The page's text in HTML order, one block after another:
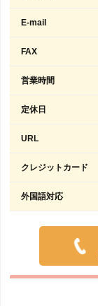
E-mail
FAX
営業時間
定休日
URL
クレジットカード
外国語対応